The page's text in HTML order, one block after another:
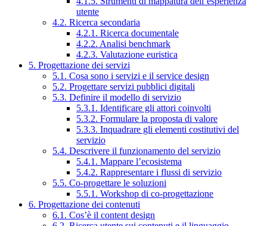
utente
4.2. Ricerca secondaria
4.2.1. Ricerca documentale
4.2.2. Analisi benchmark
4.2.3. Valutazione euristica
5. Progettazione dei servizi
5.1. Cosa sono i servizi e il service design
5.2. Progettare servizi pubblici digitali
5.3. Definire il modello di servizio
5.3.1. Identificare gli attori coinvolti
5.3.2. Formulare la proposta di valore
5.3.3. Inquadrare gli elementi costitutivi del
servizio
5.4. Descrivere il funzionamento del servizio
5.4.1. Mappare l’ecosistema
5.4.2. Rappresentare i flussi di servizio
5.5. Co-progettare le soluzioni
5.5.1. Workshop di co-progettazione
6. Progettazione dei contenuti
6.1. Cos’è il content design